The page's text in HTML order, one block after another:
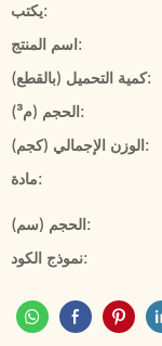
يكتب:
اسم المنتج:
كمية التحميل (بالقطع):
الحجم (م³):
الوزن الإجمالي (كجم):
مادة:
الحجم (سم):
نموذج الكود: